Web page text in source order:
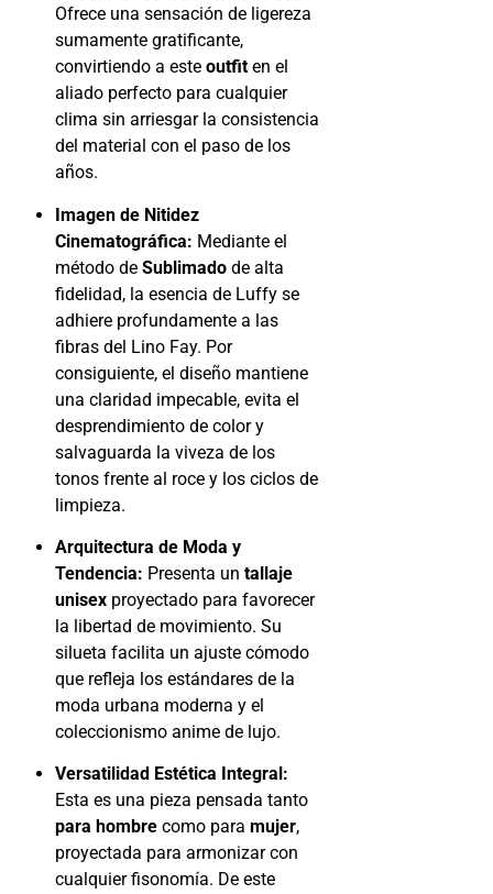
Ofrece una sensación de ligereza
sumamente gratificante,
convirtiendo a este outfit en el
aliado perfecto para cualquier
clima sin arriesgar la consistencia
del material con el paso de los
años.
Imagen de Nitidez
Cinematográfica: Mediante el
método de Sublimado de alta
fidelidad, la esencia de Luffy se
adhiere profundamente a las
fibras del Lino Fay. Por
consiguiente, el diseño mantiene
una claridad impecable, evita el
desprendimiento de color y
salvaguarda la viveza de los
tonos frente al roce y los ciclos de
limpieza.
Arquitectura de Moda y
Tendencia: Presenta un tallaje
unisex proyectado para favorecer
la libertad de movimiento. Su
silueta facilita un ajuste cómodo
que refleja los estándares de la
moda urbana moderna y el
coleccionismo anime de lujo.
Versatilidad Estética Integral:
Esta es una pieza pensada tanto
para hombre como para mujer,
proyectada para armonizar con
cualquier fisonomía. De este